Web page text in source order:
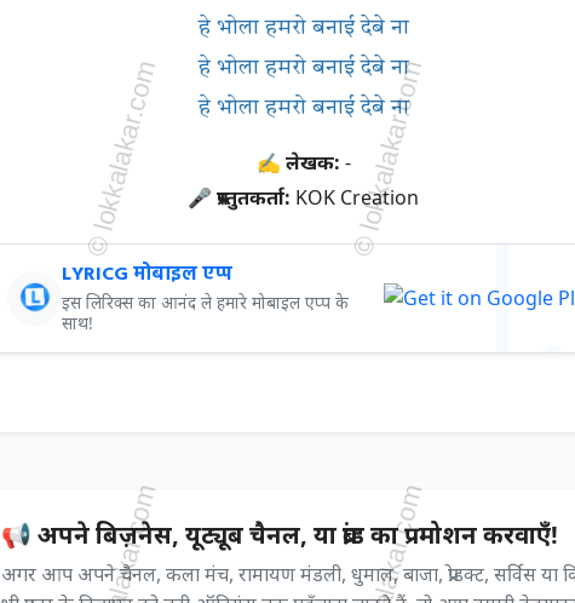
हे भोला हमरो बनाई देबे ना
हे भोला हमरो बनाई देबे ना
हे भोला हमरो बनाई देबे ना
✍ लेखक: -
🎤 प्रस्तुतकर्ता: KOK Creation
LYRICG मोबाइल एप्प
इस लिरिक्स का आनंद ले हमारे मोबाइल एप्प के
साथ!
📢 अपने बिज़नेस, यूट्यूब चैनल, या ब्रांड का प्रमोशन करवाएँ!
अगर आप अपने चैनल, कला मंच, रामायण मंडली, धुमाल, बाजा, प्रोडक्ट, सर्विस या